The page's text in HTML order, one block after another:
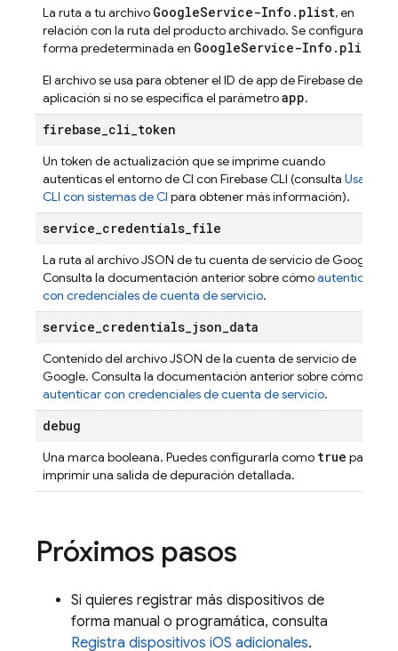
La ruta a tu archivo GoogleService-Info.plist, en
relación con la ruta del producto archivado. Se configura de
forma predeterminada en GoogleService-Info.plist
El archivo se usa para obtener el ID de app de Firebase de tu
aplicación si no se especifica el parámetroapp.
firebase_cli_token
Un token de actualización que se imprime cuando
autenticas el entorno de CI con FirebaseCLI (consulta Usa la
CLI con sistemas de CI para obtener más información).
service_credentials_file
La ruta al archivo JSON de tu cuenta de servicio de Google.
Consulta la documentación anterior sobre cómoautenticar
con credenciales de cuenta de servicio.
service_credentials_json_data
Contenido del archivo JSON de la cuenta de servicio de
Google. Consulta la documentación anterior sobre cómo
autenticar con credenciales de cuenta de servicio.
debug
Una marca booleana. Puedes configurarla como true para
imprimir una salida de depuración detallada.
Próximos pasos
Si quieres registrar más dispositivos de
forma manual o programática, consulta
Registra dispositivos iOS adicionales.